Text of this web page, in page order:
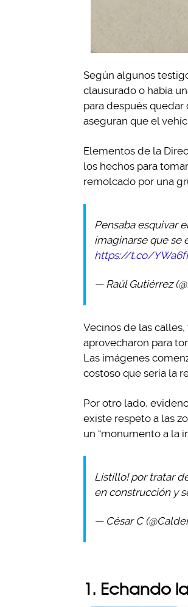
Según algunos
clausurado o había
para después
aseguran que el
Elementos de la
los hechos para
remolcado por una
Pensaba esquivar
imaginarse que se
https://t.co/
— Raúl Gutiérrez
Vecinos de las
aprovecharon para
Las imágenes
costoso que sería la
Por otro lado,
existe respeto a las
un “monumento a la
Listillo! por tratar
en construcción y
— César C
1. Echando